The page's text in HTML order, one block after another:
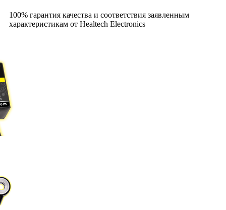
100% гарантия качества и соответствия заявленным
характеристикам от Healtech Electronics